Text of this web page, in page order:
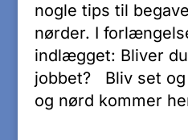
nogle tips til
nørder. I
indlægget: Bliver
jobbet? Bliv set
og nørd kommer